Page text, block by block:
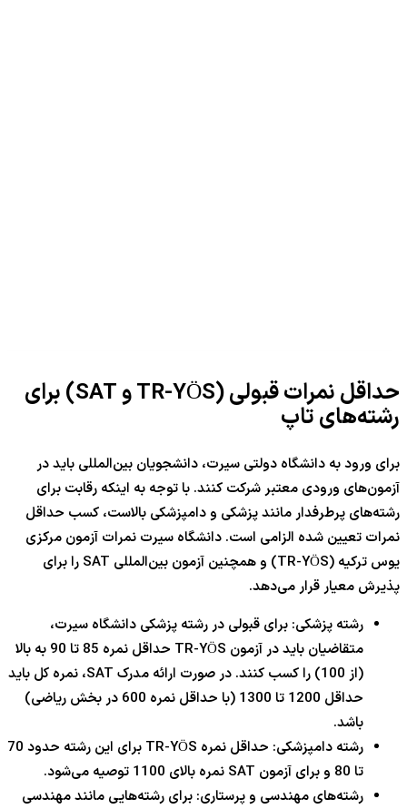
حداقل نمرات قبولی (TR-YÖS و SAT) برای
رشته‌های تاپ
برای ورود به دانشگاه دولتی سیرت، دانشجویان بین‌المللی باید در
آزمون‌های ورودی معتبر شرکت کنند. با توجه به اینکه رقابت برای
رشته‌های پرطرفدار مانند پزشکی و دامپزشکی بالاست، کسب حداقل
نمرات تعیین شده الزامی است. دانشگاه سیرت نمرات آزمون مرکزی
یوس ترکیه (TR-YÖS) و همچنین آزمون بین‌المللی SAT را برای
پذیرش معیار قرار می‌دهد.
رشته پزشکی: برای قبولی در رشته پزشکی دانشگاه سیرت،
متقاضیان باید در آزمون TR-YÖS حداقل نمره 85 تا 90 به بالا
(از 100) را کسب کنند. در صورت ارائه مدرک SAT، نمره کل باید
حداقل 1200 تا 1300 (با حداقل نمره 600 در بخش ریاضی)
باشد.
رشته دامپزشکی: حداقل نمره TR-YÖS برای این رشته حدود 70
تا 80 و برای آزمون SAT نمره بالای 1100 توصیه می‌شود.
رشته‌های مهندسی و پرستاری: برای رشته‌هایی مانند مهندسی